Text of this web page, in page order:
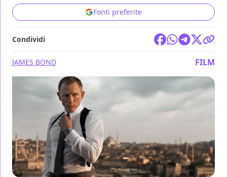
Fonti preferite
Condividi
JAMES BOND FILM